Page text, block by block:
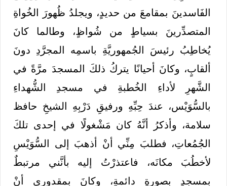
الفَاسدينَ بمقامعَ من حديدٍ، ويجلدُ ظُهورَ الخُواةِ
المتصدِّرينَ بسياطٍ من شُواظٍ، وطالما كانَ
يُخاطِبُ رئيسَ الجُمهوريَّةِ باسمِه المجرَّدِ دونَ
ألقابٍ، وكانَ أحيانًا يتركُ ذلكَ المسجدَ مرَّةً في
الشَّهرِ لأداءِ الخُطبةِ في مسجدِ الشُّهداءِ
بالسُّوَيْس، عندَ حِبِّهِ ورفيقِ دَرْبِهِ الشيخِ حافظ
سلامة، وأذكرُ أنَّهُ كان مَشْغولًا في إحدى تلكَ
الجُمُعاتِ، فطلبَ مِنِّي أنْ أذهبَ إلى السُّوَيْسِ
لأخطُبَ مكانَه، فاعتذرْتُ إليه بأنَّني مرتبطٌ
بمسجدٍ بصورةٍ دائمةٍ، وكانَ بمقدوري أنْ